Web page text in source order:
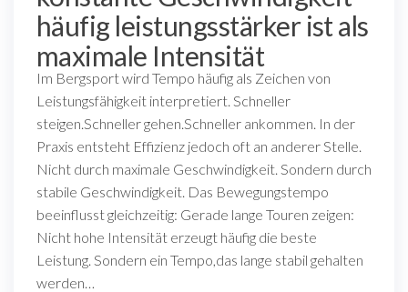
häufig leistungsstärker ist als
maximale Intensität
Im Bergsport wird Tempo häufig als Zeichen von
Leistungsfähigkeit interpretiert. Schneller
steigen.Schneller gehen.Schneller ankommen. In der
Praxis entsteht Effizienz jedoch oft an anderer Stelle.
Nicht durch maximale Geschwindigkeit. Sondern durch
stabile Geschwindigkeit. Das Bewegungstempo
beeinflusst gleichzeitig: Gerade lange Touren zeigen:
Nicht hohe Intensität erzeugt häufig die beste
Leistung. Sondern ein Tempo,das lange stabil gehalten
werden…